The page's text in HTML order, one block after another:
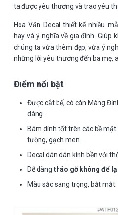
ta được yêu thương và trao yêu
Hoa Văn Decal thiết kế nhiều
hay và ý nghĩa về gia đình. Giúp
chúng ta vừa thêm đẹp, vừa ý
những lời yêu thương đến ba mẹ,
Điểm nổi bật
Được cắt bế, có cán Màng
dàng.
Bám dính tốt trên các bề mặt
tường, gạch men…
Decal dán dán kính bền với
Dễ dàng tháo gỡ không để
Màu sắc sang trọng, bắt mắt.